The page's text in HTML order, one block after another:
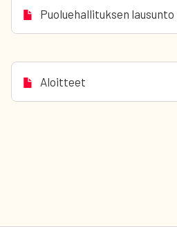
Puoluehallituksen lausunto
Aloitteet